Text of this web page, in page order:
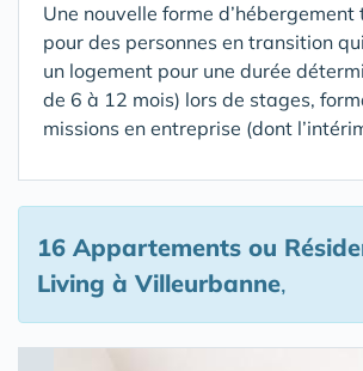
Une nouvelle forme
pour des personnes en transition
un logement pour une durée
de 6 à 12 mois) lors de stages,
missions en entreprise (dont
16 Appartements ou
Living à Villeurbanne,